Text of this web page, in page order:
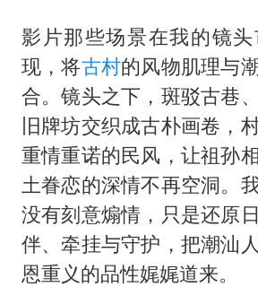
影片那些场景在我的镜
现，将古村的风物肌理与
合。镜头之下，斑驳古巷
旧牌坊交织成古朴画卷，
重情重诺的民风，让祖孙
土眷恋的深情不再空洞。
没有刻意煽情，只是还原
伴、牵挂与守护，把潮汕
恩重义的品性娓娓道来。